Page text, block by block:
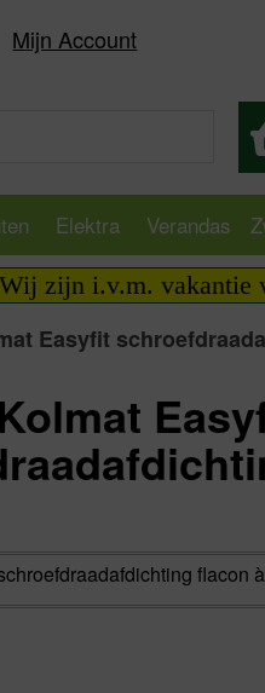
Mijn Account
Elektra Verandas
i.v.m. vakantie van
Easyfit
flacon